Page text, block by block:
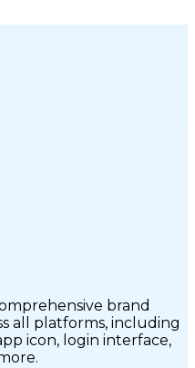
brand
all platforms, including
icon, login interface,